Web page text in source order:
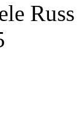
Russ